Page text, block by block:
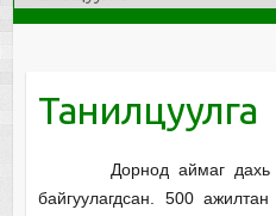
Танилцуулга
Дорнод аймаг дахь
байгуулагдсан. 500